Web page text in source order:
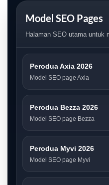
Model SEO Pages
Halaman SEO utama untuk
Perodua Axia 2026
Model SEO page Axia
Perodua Bezza 2026
Model SEO page Bezza
Perodua Myvi 2026
Model SEO page Myvi